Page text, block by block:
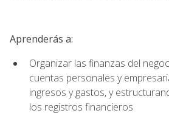
Aprenderás a:
Organizar las finanzas del
cuentas personales y
ingresos y gastos, y
los registros financieros